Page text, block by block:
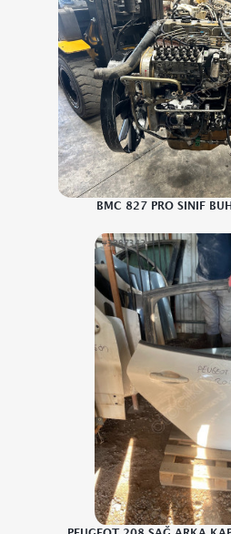
BMC 827 PRO SINIF